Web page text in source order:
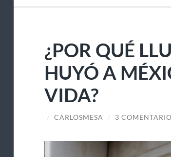
¿POR QUÉ
HUYÓ A
VIDA?
/ CARLOSMESA / 3